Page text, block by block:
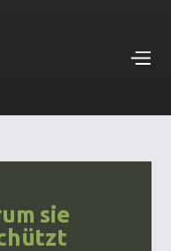
sie